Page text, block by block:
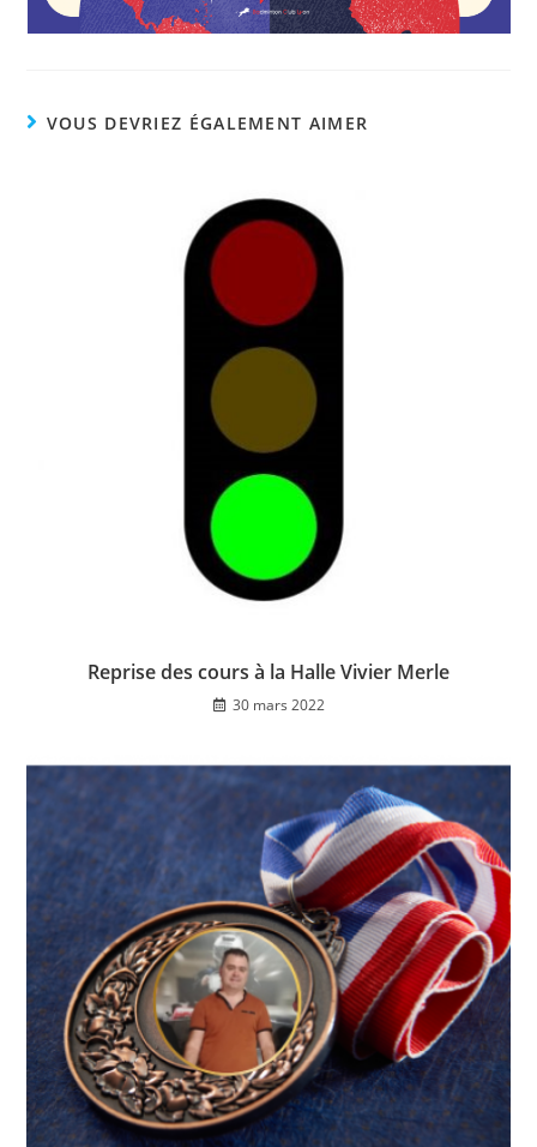
VOUS DEVRIEZ ÉGALEMENT AIMER
Reprise des cours à la Halle Vivier Merle
30 mars 2022